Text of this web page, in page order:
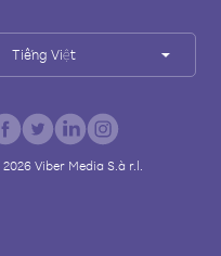
Tiếng Việt
2026Viber Media S.à r.l.